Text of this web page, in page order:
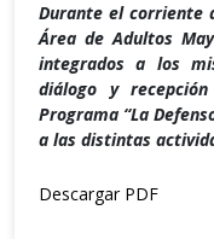
Durante el corriente
Área de Adultos
integrados a los
diálogo y
Programa “La
a las distintas
Descargar PDF